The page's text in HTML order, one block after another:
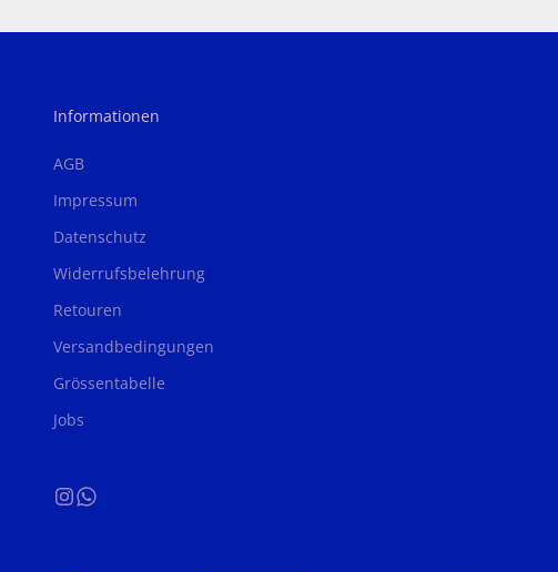
Informationen
AGB
Impressum
Datenschutz
Widerrufsbelehrung
Retouren
Versandbedingungen
Grössentabelle
Jobs